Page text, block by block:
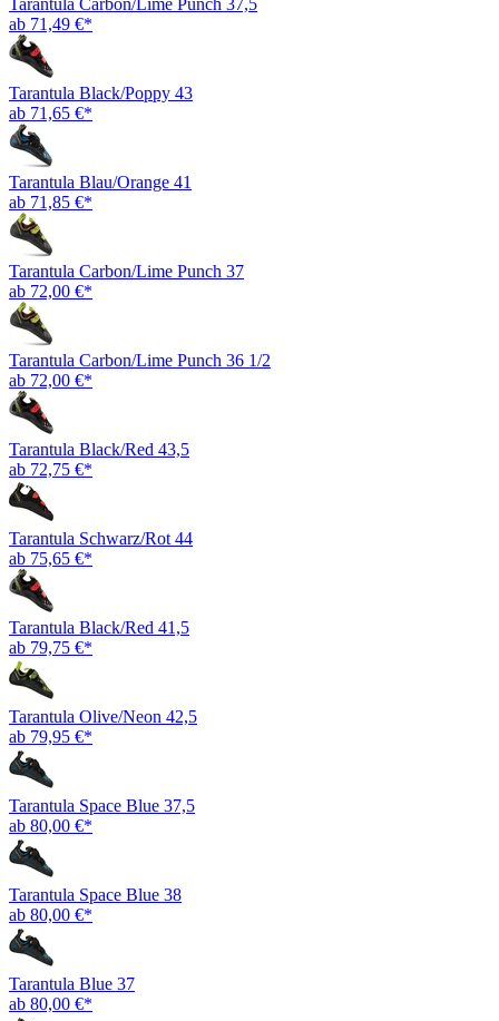
ab 71,49 €*
Tarantula Black/Poppy 43
ab 71,65 €*
Tarantula Blau/Orange 41
ab 71,85 €*
Tarantula Carbon/Lime Punch 37
ab 72,00 €*
Tarantula Carbon/Lime Punch 36 1/2
ab 72,00 €*
Tarantula Black/Red 43,5
ab 72,75 €*
Tarantula Schwarz/Rot 44
ab 75,65 €*
Tarantula Black/Red 41,5
ab 79,75 €*
Tarantula Olive/Neon 42,5
ab 79,95 €*
Tarantula Space Blue 37,5
ab 80,00 €*
Tarantula Space Blue 38
ab 80,00 €*
Tarantula Blue 37
ab 80,00 €*